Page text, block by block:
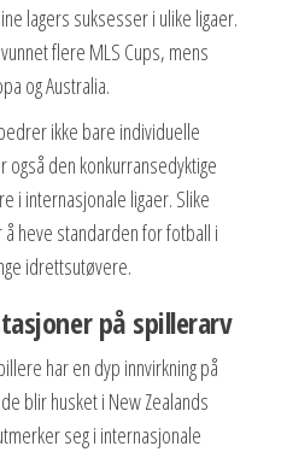
lagers suksesser i ulike ligaer.
flere MLS Cups, mens
og Australia.
ikke bare individuelle
den konkurransedyktige
i internasjonale ligaer. Slike
heve standarden for fotball i
idrettsutøvere.
på spillerarv
har en dyp innvirkning på
blir husket i New Zealands
seg i internasjonale